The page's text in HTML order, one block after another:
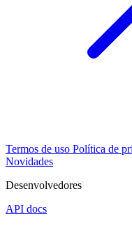
Termos de uso Política de
Novidades
Desenvolvedores
API docs